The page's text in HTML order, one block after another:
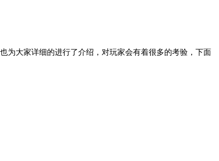
为大家详细的进行了介绍，对玩家会有着很多的考验，下面